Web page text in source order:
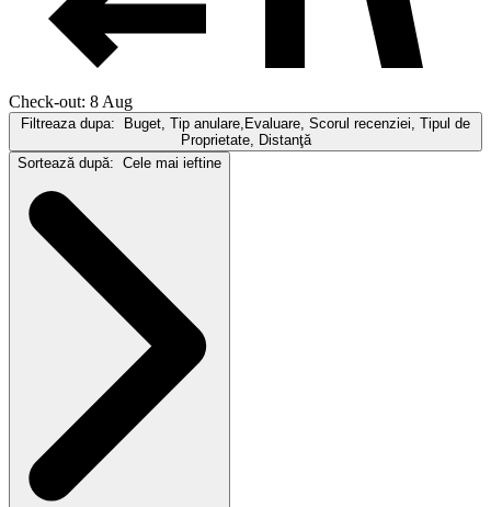
Check-out: 8 Aug
Filtreaza dupa: Buget, Tip anulare,Evaluare, Scorul recenziei, Tipul de
Proprietate, Distanţă
Sortează după: Cele mai ieftine